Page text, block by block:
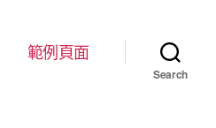
範例頁面
Search